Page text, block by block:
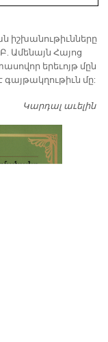
Ամենայն Հայոց
երեւոյթ մըն
գայթակղութիւն մը:
Կարդալ աւելին